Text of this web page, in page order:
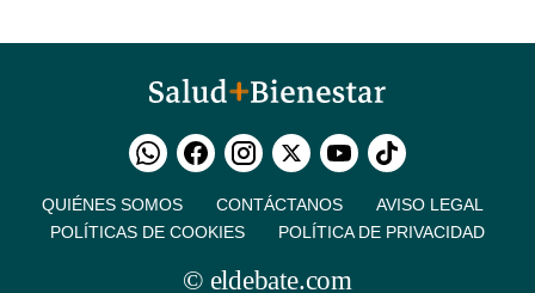
QUIÉNES SOMOS CONTÁCTANOS
AVISO LEGAL
POLÍTICAS DE COOKIES
POLÍTICA DE PRIVACIDAD
© eldebate.com